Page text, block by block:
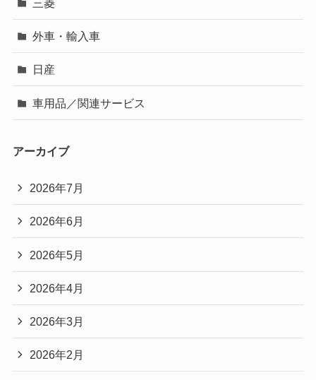
三菱
外車・輸入車
日産
車用品／関連サービス
アーカイブ
2026年7月
2026年6月
2026年5月
2026年4月
2026年3月
2026年2月